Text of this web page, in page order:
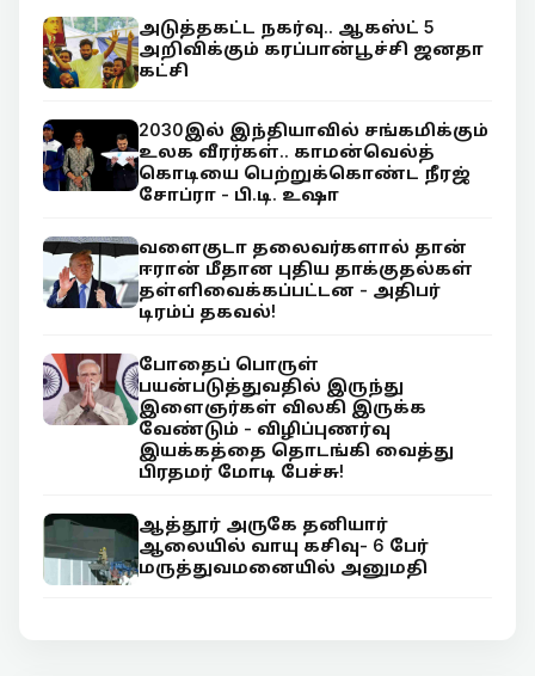
அடுத்தகட்ட நகர்வு.. ஆகஸ்ட் 5
அறிவிக்கும் கரப்பான்பூச்சி ஜனதா
கட்சி
2030இல் இந்தியாவில் சங்கமிக்கும்
உலக வீரர்கள்.. காமன்வெல்த்
கொடியை பெற்றுக்கொண்ட நீரஜ்
சோப்ரா - பி.டி. உஷா
வளைகுடா தலைவர்களால் தான்
ஈரான் மீதான புதிய தாக்குதல்கள்
தள்ளிவைக்கப்பட்டன - அதிபர்
டிரம்ப் தகவல்!
போதைப் பொருள்
பயன்படுத்துவதில் இருந்து
இளைஞர்கள் விலகி இருக்க
வேண்டும் - விழிப்புணர்வு
இயக்கத்தை தொடங்கி வைத்து
பிரதமர் மோடி பேச்சு!
ஆத்தூர் அருகே தனியார்
ஆலையில் வாயு கசிவு- 6 பேர்
மருத்துவமனையில் அனுமதி